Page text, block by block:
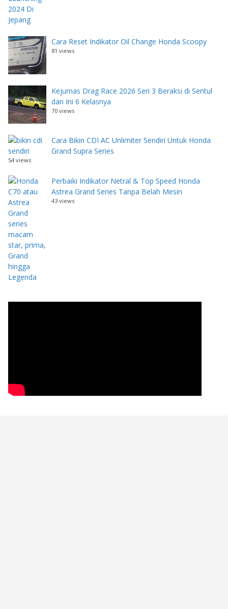
Cara Reset Indikator Oil Change Honda Scoopy
81 views
Kejurnas Drag Race 2026 Seri 3 Beraksi di Sentul
dan Ini 6 Kelasnya
70 views
Cara Bikin CDI AC Unlimiter Sendiri Untuk Honda
Grand Supra Series
54 views
Perbaiki Indikator Netral & Top Speed Honda
Astrea Grand Series Tanpa Belah Mesin
43 views